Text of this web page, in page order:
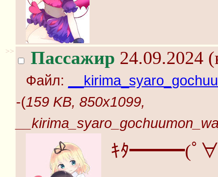
>> Пассажир 24.09.2024
Файл:
-(159 KB, 850x1099,
ｷﾀ━━━(ﾟ